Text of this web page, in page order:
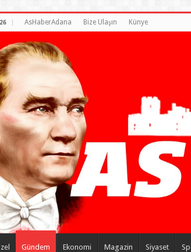
AsHaberAdana Bize Ulaşın Künye
Gündem Ekonomi Magazin Siyaset